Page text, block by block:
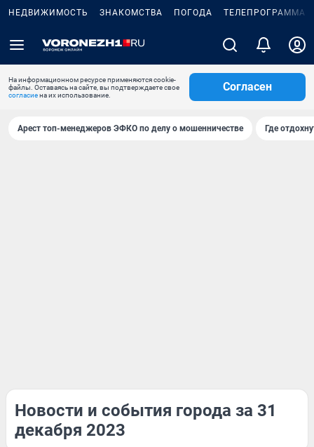
НЕДВИЖИМОСТЬ ЗНАКОМСТВА ПОГОДА ТЕЛЕПРОГРАММА
На информационном ресурсе применяются cookie-
файлы. Оставаясь на сайте, вы подтверждаете свое
согласиена их использование.
Согласен
Арест топ-менеджеров ЭФКО по делу о мошенничестве Где
Новости и события города за 31
декабря 2023